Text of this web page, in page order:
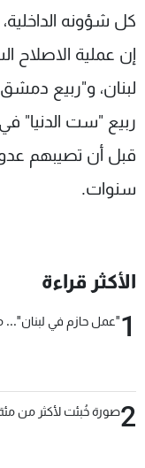
كل شؤونه
إن عملية الاصلاح
لبنان، و"ربيع
قبل أن تصيبهم
سنوات.
الأكثر قراءة
1"عمل حازم في لبنان"...
2صورة خُبئت لأكثر من